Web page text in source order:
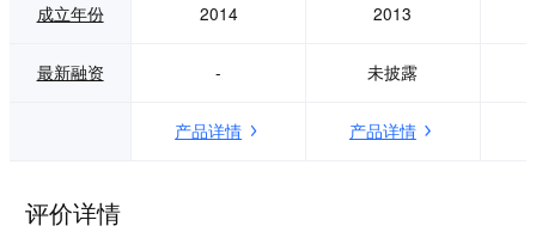
平台上的所有在售
入驻、会员增值在
于用户及品牌效应
用户端”的全链数字
高效、敏捷、开放
数字化场景的产品
成立年份 2014 2013
最新融资 - 未披露
产品详情 产品详情
评价详情